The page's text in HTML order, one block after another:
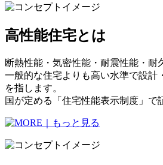
高性能住宅とは
断熱性能・気密性能・耐震性能・耐
一般的な住宅よりも高い水準で設計
を指します。
国が定める「住宅性能表示制度」で